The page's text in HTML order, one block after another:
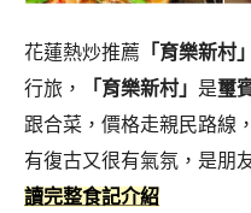
花蓮熱炒推薦 「育樂新村」
行旅，
「育樂新村」 是璽
跟合菜，價格走親民路線
有復古又很有氣氛，是朋
讀完整食記介紹